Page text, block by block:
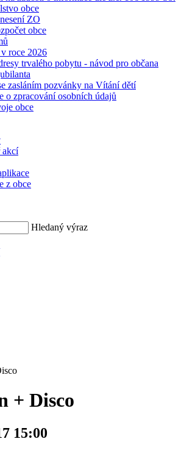
obce
ZO
obce
roce 2026
trvalého pobytu - návod pro občana
zasláním pozvánky na Vítání dětí
o zpracování osobních údajů
obce
akcí
z obce
Hledaný výraz
+ Disco
15:00